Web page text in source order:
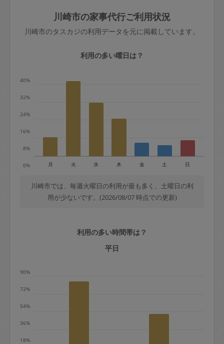
依頼者不在による当日キャンセル＝依頼
金額の100%＋交通費全額
※例：依頼日時／土曜日午前9時開始の場
金曜日9時～土曜日8時まで＝依頼金額の
土曜日8時〜実施時間＝依頼金額の100%
＋交通費全額
依頼者不在による当日キャンセル＝依頼
金額の100%＋交通費全額
定期契約をキャンセルする場合、毎週定
期は月2回まで隔週定期は月1回までキャ
きた場合は損害保険の対象外となるので
ご注意ください。
玉、など
あわせてこちらも参照ください：初めて
はありますか？
川崎市の家事代行ご利用状況
川崎市のタスカジの利用データを元に掲載しています。
利用の多い曜日は？
0%
8%
16%
24%
32%
40%
月 火 水 木 金 土 日
川崎市では、毎週火曜日の利用が最も多く、土曜日の利
用が少ないです。(2026/08/07 時点での更新)
利用の多い時間帯は？
平日
18%
36%
54%
72%
90%